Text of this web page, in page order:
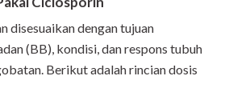
disesuaikan dengan tujuan
(BB), kondisi, dan respons tubuh
Berikut adalah rincian dosis